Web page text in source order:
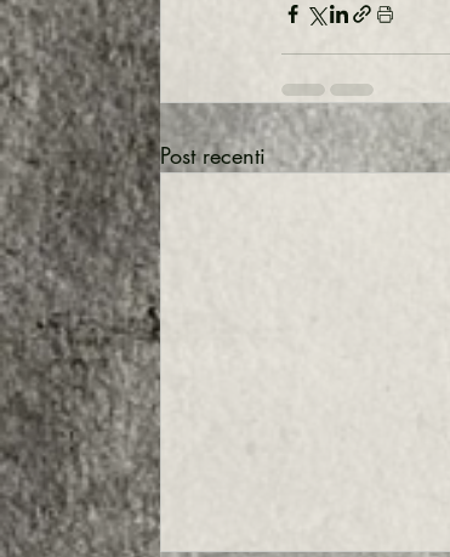
Post recenti